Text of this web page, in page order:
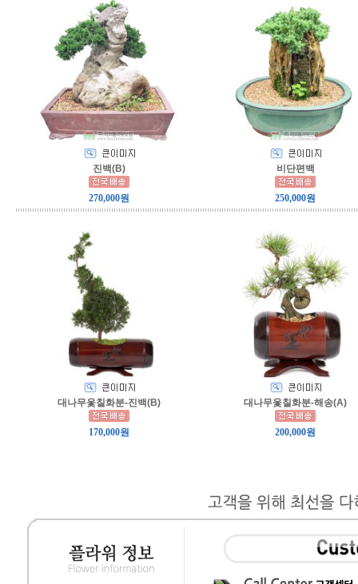
진백(B)
270,000원
비단편백
250,000원
대나무옻칠화분-진백(B)
170,000원
대나무옻칠화분-해송(A)
200,000원